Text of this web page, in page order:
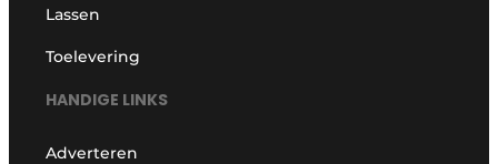
Lassen
Toelevering
HANDIGE LINKS
Adverteren